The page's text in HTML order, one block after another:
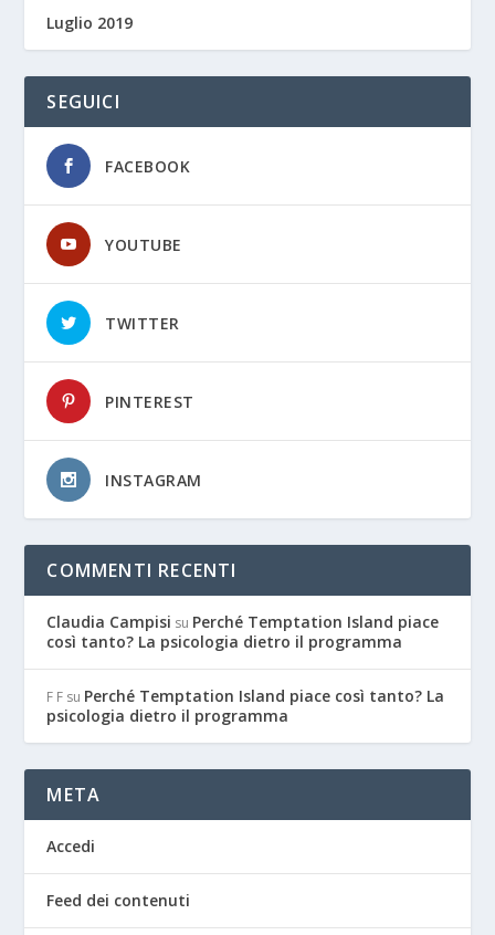
Luglio 2019
SEGUICI
FACEBOOK
YOUTUBE
TWITTER
PINTEREST
INSTAGRAM
COMMENTI RECENTI
Claudia Campisi su Perché Temptation Island piace
così tanto? La psicologia dietro il programma
F F su Perché Temptation Island piace così tanto? La
psicologia dietro il programma
META
Accedi
Feed dei contenuti